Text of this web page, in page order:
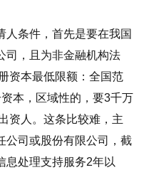
条件，首先是要在我国
司，且为非金融机构法
资本最低限额：全国范
本，区域性的，要3千万
资人。这条比较难，主
公司或股份有限公司，截
息处理支持服务2年以